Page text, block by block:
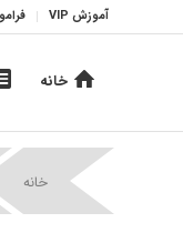
آموزش VIP
خانه
خانه